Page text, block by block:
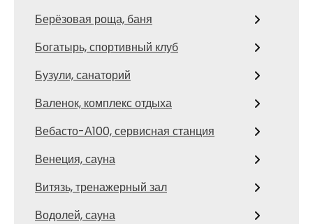
Берёзовая роща, баня
Богатырь, спортивный клуб
Бузули, санаторий
Валенок, комплекс отдыха
Вебасто-А100, сервисная станция
Венеция, сауна
Витязь, тренажерный зал
Водолей, сауна